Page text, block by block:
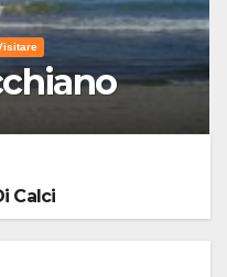
Calci